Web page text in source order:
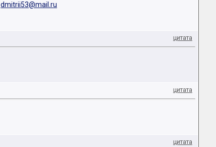
dmitrii53@mail.ru
цитата
цитата
цитата